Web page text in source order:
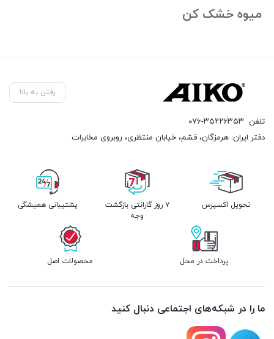
میوه خشک کن
رفتن به بالا
تلفن ۰۷۶-۳۵۲۲۶۳۵۳
دفتر ایران: هرمزگان، قشم، خیابان منتظری، روبروی مخابرات
تحویل اکسپرس
۷ روز گارانتی بازگشت
وجه
پشتیبانی همیشگی
پرداخت در محل محصولات اصل
ما را در شبکه‌های اجتماعی دنبال کنید